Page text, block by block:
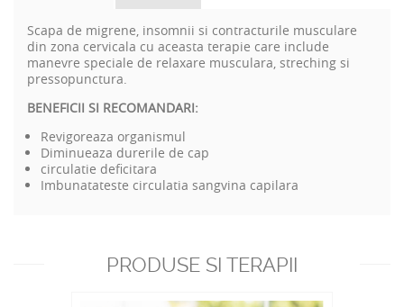
Scapa de migrene, insomnii si contracturile musculare
din zona cervicala cu aceasta terapie care include
manevre speciale de relaxare musculara, streching si
pressopunctura.
BENEFICII SI RECOMANDARI:
Revigoreaza organismul
Diminueaza durerile de cap
circulatie deficitara
Imbunatateste circulatia sangvina capilara
PRODUSE SI TERAPII
RECOMANDATE